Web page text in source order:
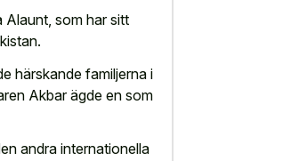
Alaunt, som har sitt
härskande familjerna i
Akbar ägde en som
andra internationella